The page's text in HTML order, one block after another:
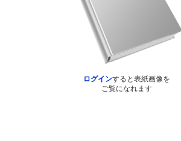
ログインすると表紙画像を
ご覧になれます